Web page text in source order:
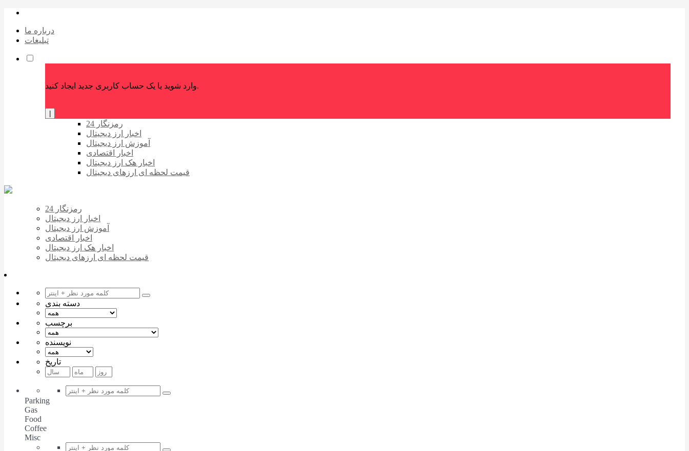
درباره ما
تبلیغات
وارد شوید یا یک حساب کاربری جدید ایجاد کنید.
رمزنگار 24
اخبار ارز دیجیتال
آموزش ارز دیجیتال
اخبار اقتصادی
اخبار هک ارز دیجیتال
قیمت لحظه ای ارزهای دیجیتال
رمزنگار 24
اخبار ارز دیجیتال
آموزش ارز دیجیتال
اخبار اقتصادی
اخبار هک ارز دیجیتال
قیمت لحظه ای ارزهای دیجیتال
دسته بندی
برچسب
نویسنده
تاریخ
Parking
Gas
Food
Coffee
Misc